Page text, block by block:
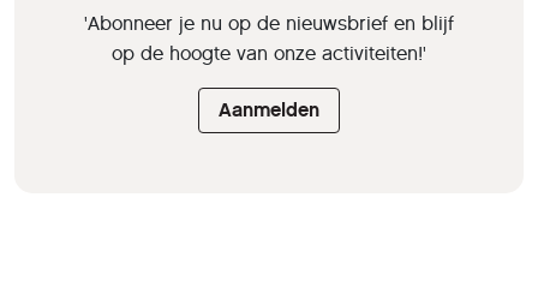
'Abonneer je nu op de nieuwsbrief en blijf
op de hoogte van onze activiteiten!'
Aanmelden